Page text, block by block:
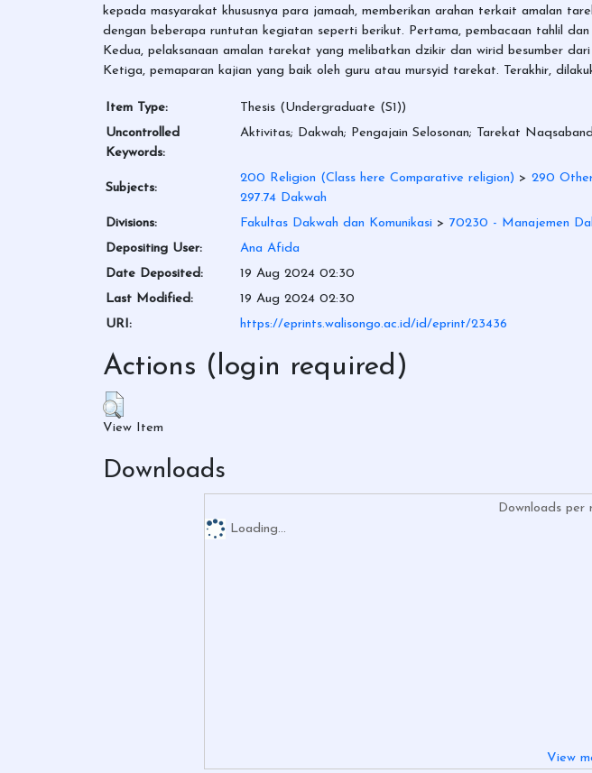
kepada masyarakat khususnya para jamaah, memberikan arahan terkait amalan
dengan beberapa runtutan kegiatan seperti berikut. Pertama, pembacaan tahlil
Kedua, pelaksanaan amalan tarekat yang melibatkan dzikir dan wirid besumber
Ketiga, pemaparan kajian yang baik oleh guru atau mursyid tarekat. Terakhir,
Item Type:
Thesis (Undergraduate (S1))
Uncontrolled
Keywords:
Aktivitas; Dakwah; Pengajain Selosonan; Tarekat
Subjects:
200 Religion (Class here Comparative religion) > 290
297.74 Dakwah
Divisions:
Fakultas Dakwah dan Komunikasi > 70230 - Manajemen
Depositing User:
Ana Afida
Date Deposited:
19 Aug 2024 02:30
Last Modified:
19 Aug 2024 02:30
URI:
https://eprints.walisongo.ac.id/id/eprint/23436
Actions (login required)
View Item
Downloads
Downloads per
Loading...
View